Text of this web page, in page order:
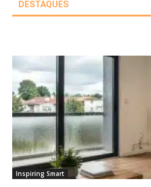
DESTAQUES
Inspiring Smart